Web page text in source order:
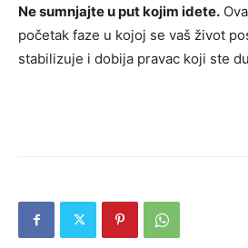
Ne sumnjajte u put kojim idete.
početak faze u kojoj se vaš život
stabilizuje i dobija pravac koji ste